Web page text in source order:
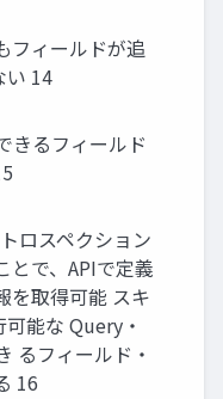
フィールドが追
い 14
きるフィールド
ロスペクション
とで、APIで定義
を取得可能 スキ
能な Query・
るフィールド・
16